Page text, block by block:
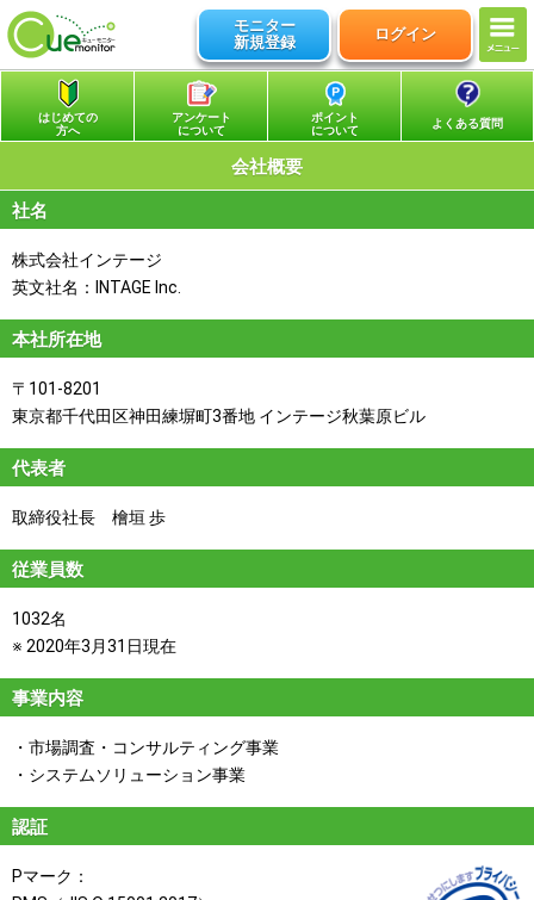
モニター
新規登録
ログイン
はじめての
方へ
アンケート
について
ポイント
について
よくある質問
会社概要
社名
株式会社インテージ
英文社名：INTAGE Inc.
本社所在地
〒101-8201
東京都千代田区神田練塀町3番地 インテージ秋葉原ビル
代表者
取締役社長 檜垣 歩
従業員数
1032名
※ 2020年3月31日現在
事業内容
市場調査・コンサルティング事業
システムソリューション事業
認証
Pマーク：